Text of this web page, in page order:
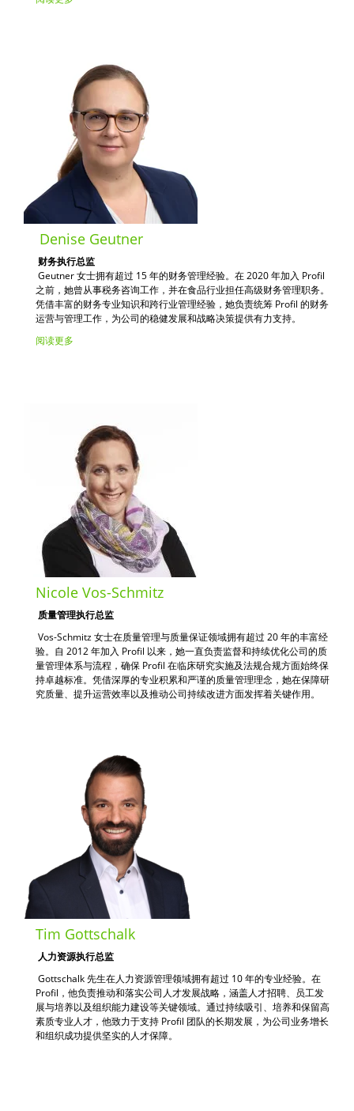
Denise Geutner
财务执行总监
Geutner 女士拥有超过 15 年的财务管理经验。在 2020 年加入 Profil
之前，她曾从事税务咨询工作，并在食品行业担任高级财务管理职务。
凭借丰富的财务专业知识和跨行业管理经验，她负责统筹 Profil 的财务
运营与管理工作，为公司的稳健发展和战略决策提供有力支持。
阅读更多
Nicole Vos-Schmitz
质量管理执行总监
Vos-Schmitz 女士在质量管理与质量保证领域拥有超过 20 年的丰富经
验。自 2012 年加入 Profil 以来，她一直负责监督和持续优化公司的质
量管理体系与流程，确保 Profil 在临床研究实施及法规合规方面始终保
持卓越标准。凭借深厚的专业积累和严谨的质量管理理念，她在保障研
究质量、提升运营效率以及推动公司持续改进方面发挥着关键作用。
Tim Gottschalk
人力资源执行总监
Gottschalk 先生在人力资源管理领域拥有超过 10 年的专业经验。在
Profil，他负责推动和落实公司人才发展战略，涵盖人才招聘、员工发
展与培养以及组织能力建设等关键领域。通过持续吸引、培养和保留高
素质专业人才，他致力于支持 Profil 团队的长期发展，为公司业务增长
和组织成功提供坚实的人才保障。